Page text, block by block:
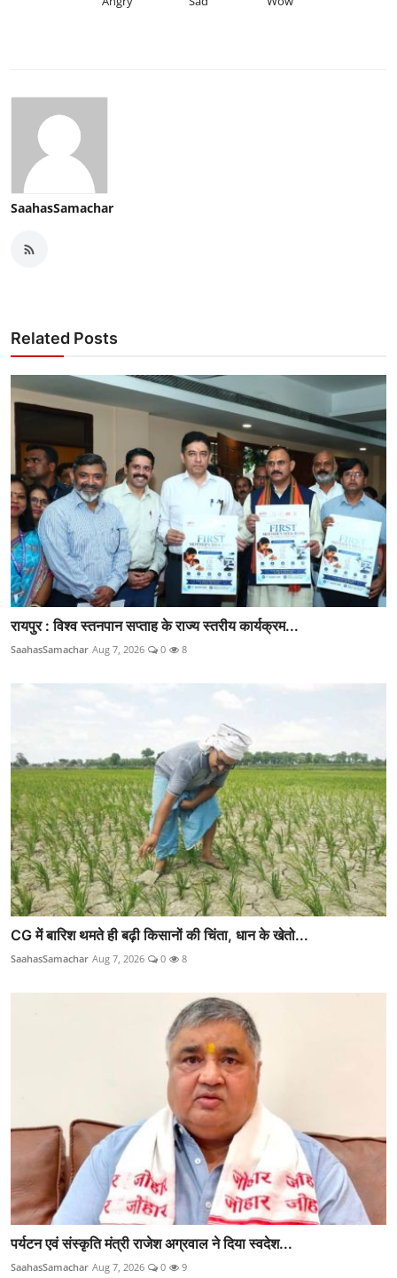
SaahasSamachar
Related Posts
रायपुर : विश्व स्तनपान सप्ताह के राज्य स्तरीय कार्यक्रम...
SaahasSamachar Aug 7, 2026 0 8
CG में बारिश थमते ही बढ़ी किसानों की चिंता, धान के खेतो...
SaahasSamachar Aug 7, 2026 0 8
पर्यटन एवं संस्कृति मंत्री राजेश अग्रवाल ने दिया स्वदेश...
SaahasSamachar Aug 7, 2026 0 9